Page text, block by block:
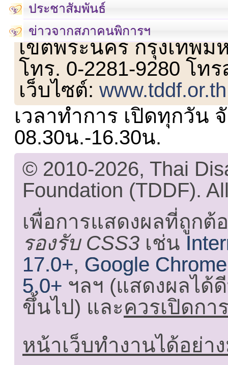
ประชาสัมพันธ์
ข่าวจากสภาคนพิการฯ
เลขที่ 23 ชั้น 2 ถนนวิ
เขตพระนคร กรุงเทพม
โทร. 0-2281-9280 โท
เว็บไซต์:www.tddf.or.th
เวลาทำการ เปิดทุกวัน
08.30น.-16.30น.
© 2010-2026, Thai
Foundation (TDDF).
เพื่อการแสดงผลที่ถูกต้
รองรับ CSS3 เช่น
17.0+, Google
5.0+ ฯลฯ (แสดงผลได้
ขึ้นไป) และควรเปิดกา
หน้าเว็บทำงานได้อย่า